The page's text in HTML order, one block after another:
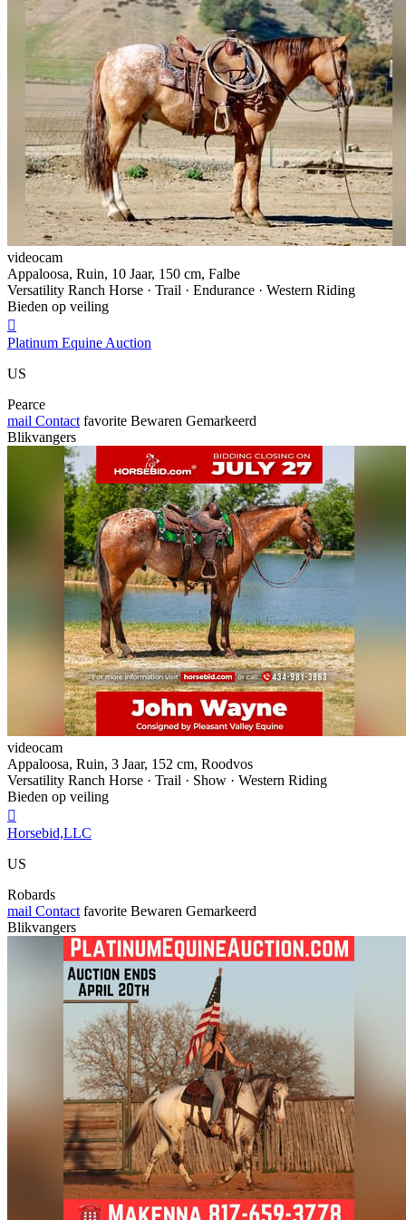
videocam
Appaloosa, Ruin, 10 Jaar, 150 cm, Falbe
Versatility Ranch Horse · Trail · Endurance · Western Riding
Bieden op veiling

Platinum Equine Auction
US
Pearce
mail Contact favorite Bewaren Gemarkeerd
Blikvangers
videocam
Appaloosa, Ruin, 3 Jaar, 152 cm, Roodvos
Versatility Ranch Horse · Trail · Show · Western Riding
Bieden op veiling

Horsebid,LLC
US
Robards
mail Contact favorite Bewaren Gemarkeerd
Blikvangers